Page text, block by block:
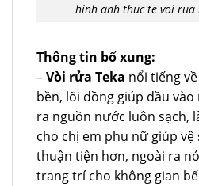
hinh anh thuc te voi
Thông tin bổ xung:
–Vòi rửa Teka nổi tiếng
bền, lõi đồng giúp đầu
ra nguồn nước luôn sạch,
cho chị em phụ nữ giúp
thuận tiện hơn, ngoài ra
trang trí cho không gian